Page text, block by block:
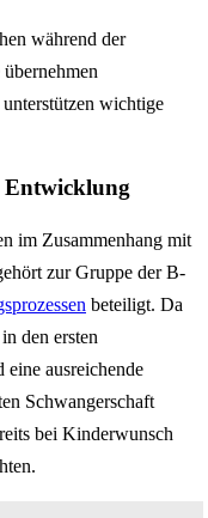
während der
wichtige
Entwicklung
im Zusammenhang mit
zur Gruppe der B-
beteiligt. Da
den ersten
ausreichende
Schwangerschaft
bei Kinderwunsch